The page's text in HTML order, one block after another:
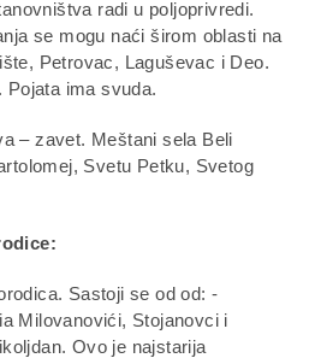
radi u poljoprivredi.
se mogu naći širom oblasti na
Petrovac, Laguševac i Deo.
Pojata ima svuda.
– zavet. Meštani sela Beli
Svetu Petku, Svetog
Sastoji se od od: -
Milovanovići, Stojanovci i
Ovo je najstarija